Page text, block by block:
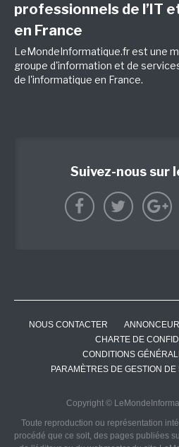
professionnels de l’IT
en France
LeMondeInformatique.fr est une
groupe d'information et de
de l'informatique en France.
Suivez-nous sur
NOUS CONTACTER
CHARTE DE
CONDITIONS
PARAMÈTRES DE GESTION
Copyright ©
Toute reproduction ou représentation
procédé que ce soit, des pages publiées